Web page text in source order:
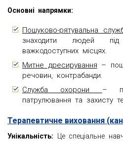
Основні напрямки:
Пошуково-рятувальна
знаходити людей
важкодоступних місцях.
Митне дресирування –
речовин, контрабанди.
Служба охорони –
патрулювання та захисту
Терапевтичне виховання
Унікальність: Це спеціальне